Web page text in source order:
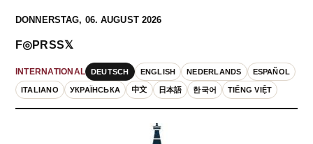
DONNERSTAG, 06. AUGUST 2026
INTERNATIONAL DEUTSCH ENGLISH NEDERLANDS ESPAÑOL
ITALIANO УКРАЇНСЬКА 中文 日本語 한국어 TIẾNG VIỆT
F◎PRSS𝕏